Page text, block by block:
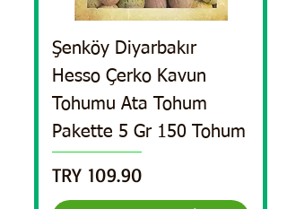
Şenköy Diyarbakır
Hesso Çerko Kavun
Tohumu Ata Tohum
Pakette 5 Gr 150 Tohum
السعر